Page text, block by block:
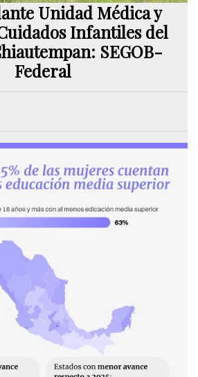
Unidad Médica y
Infantiles del
SEGOB-
Federal